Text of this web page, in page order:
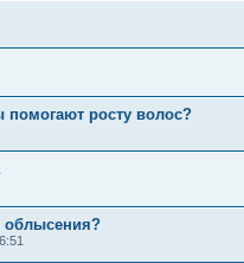
помогают росту волос?
облысения?